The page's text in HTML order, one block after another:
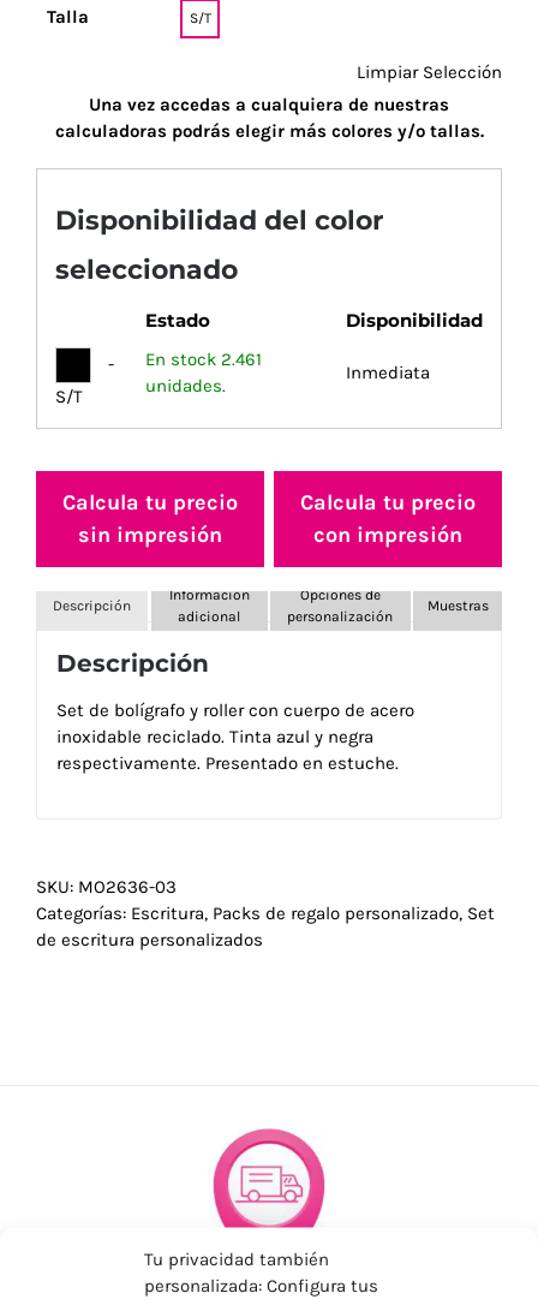
Tu privacidad también
personalizada: Configura tus
Talla S/T
Limpiar Selección
Una vez accedas a cualquiera de nuestras
calculadoras podrás elegir más colores y/o tallas.
Disponibilidad del color
seleccionado
Estado Disponibilidad
-
S/T
En stock 2.461
unidades.
Inmediata
Calcula tu precio
sin impresión
Calcula tu precio
con impresión
Descripción
Información
adicional
Opciones de
personalización
Muestras
Descripción
Set de bolígrafo y roller con cuerpo de acero
inoxidable reciclado. Tinta azul y negra
respectivamente. Presentado en estuche.
SKU: MO2636-03
Categorías: Escritura, Packs de regalo personalizado, Set
de escritura personalizados
ENVÍOS ECONÓMICOS